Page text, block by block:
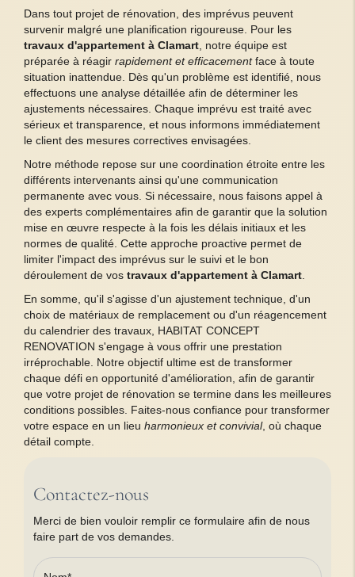
Dans tout projet de rénovation, des imprévus peuvent
survenir malgré une planification rigoureuse. Pour les
travaux d'appartement à Clamart, notre équipe est
préparée à réagir rapidement et efficacementface à toute
situation inattendue. Dès qu'un problème est identifié, nous
effectuons une analyse détaillée afin de déterminer les
ajustements nécessaires. Chaque imprévu est traité avec
sérieux et transparence, et nous informons immédiatement
le client des mesures correctives envisagées.
Notre méthode repose sur une coordination étroite entre les
différents intervenants ainsi qu'une communication
permanente avec vous. Si nécessaire, nous faisons appel à
des experts complémentaires afin de garantir que la solution
mise en œuvre respecte à la fois les délais initiaux et les
normes de qualité. Cette approche proactive permet de
limiter l'impact des imprévus sur le suivi et le bon
déroulement de vos travaux d'appartement à Clamart.
En somme, qu'il s'agisse d'un ajustement technique, d'un
choix de matériaux de remplacement ou d'un réagencement
du calendrier des travaux, HABITAT CONCEPT
RENOVATION s'engage à vous offrir une prestation
irréprochable. Notre objectif ultime est de transformer
chaque défi en opportunité d'amélioration, afin de garantir
que votre projet de rénovation se termine dans les meilleures
conditions possibles. Faites-nous confiance pour transformer
votre espace en un lieu harmonieux et convivial, où chaque
détail compte.
Contactez-nous
Merci de bien vouloir remplir ce formulaire afin de nous
faire part de vos demandes.